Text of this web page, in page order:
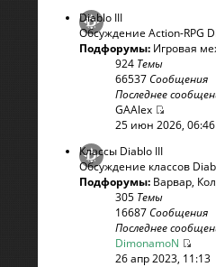
Diablo III
Обсуждение Action-RPG
Подфорумы: Игровая
924 Темы
66537Сообщения
Последнее
GAAlex
25 июн 2026, 06:46
Классы Diablo III
Обсуждение классов
Подфорумы: Варвар,
305 Темы
16687Сообщения
Последнее
DimonamoN
26 апр 2023, 11:13